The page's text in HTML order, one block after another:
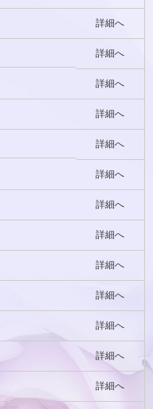
詳細へ
詳細へ
詳細へ
詳細へ
詳細へ
詳細へ
詳細へ
詳細へ
詳細へ
詳細へ
詳細へ
詳細へ
詳細へ